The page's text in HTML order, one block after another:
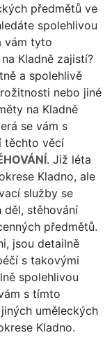
předmětů ve
spolehlivou
vám tyto
Kladně zajistí?
a spolehlivě
nebo jiné
na Kladně
se vám s
těchto věcí
. Již léta
Kladno, ale
služby se
děl, stěhování
předmětů.
jsou detailně
s takovými
spolehlivou
s tímto
uměleckých
Kladno.